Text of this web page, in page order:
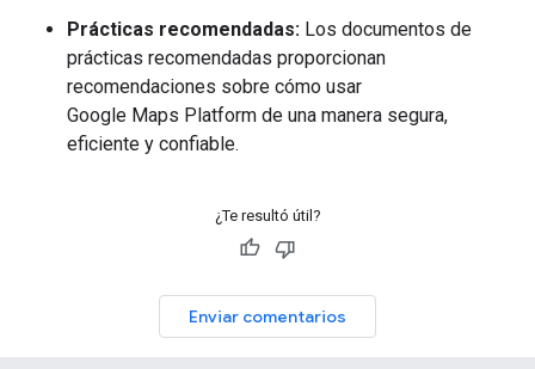
Prácticas recomendadas: Los documentos de
prácticas recomendadas proporcionan
recomendaciones sobre cómo usar
Google Maps Platform de una manera segura,
eficiente y confiable.
¿Te resultó útil?
Enviar comentarios